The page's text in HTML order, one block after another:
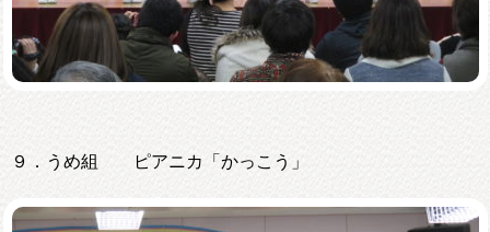
９．うめ組 ピアニカ「かっこう」